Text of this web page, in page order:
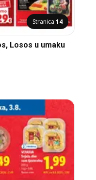
Stranica 14
Losos u umaku